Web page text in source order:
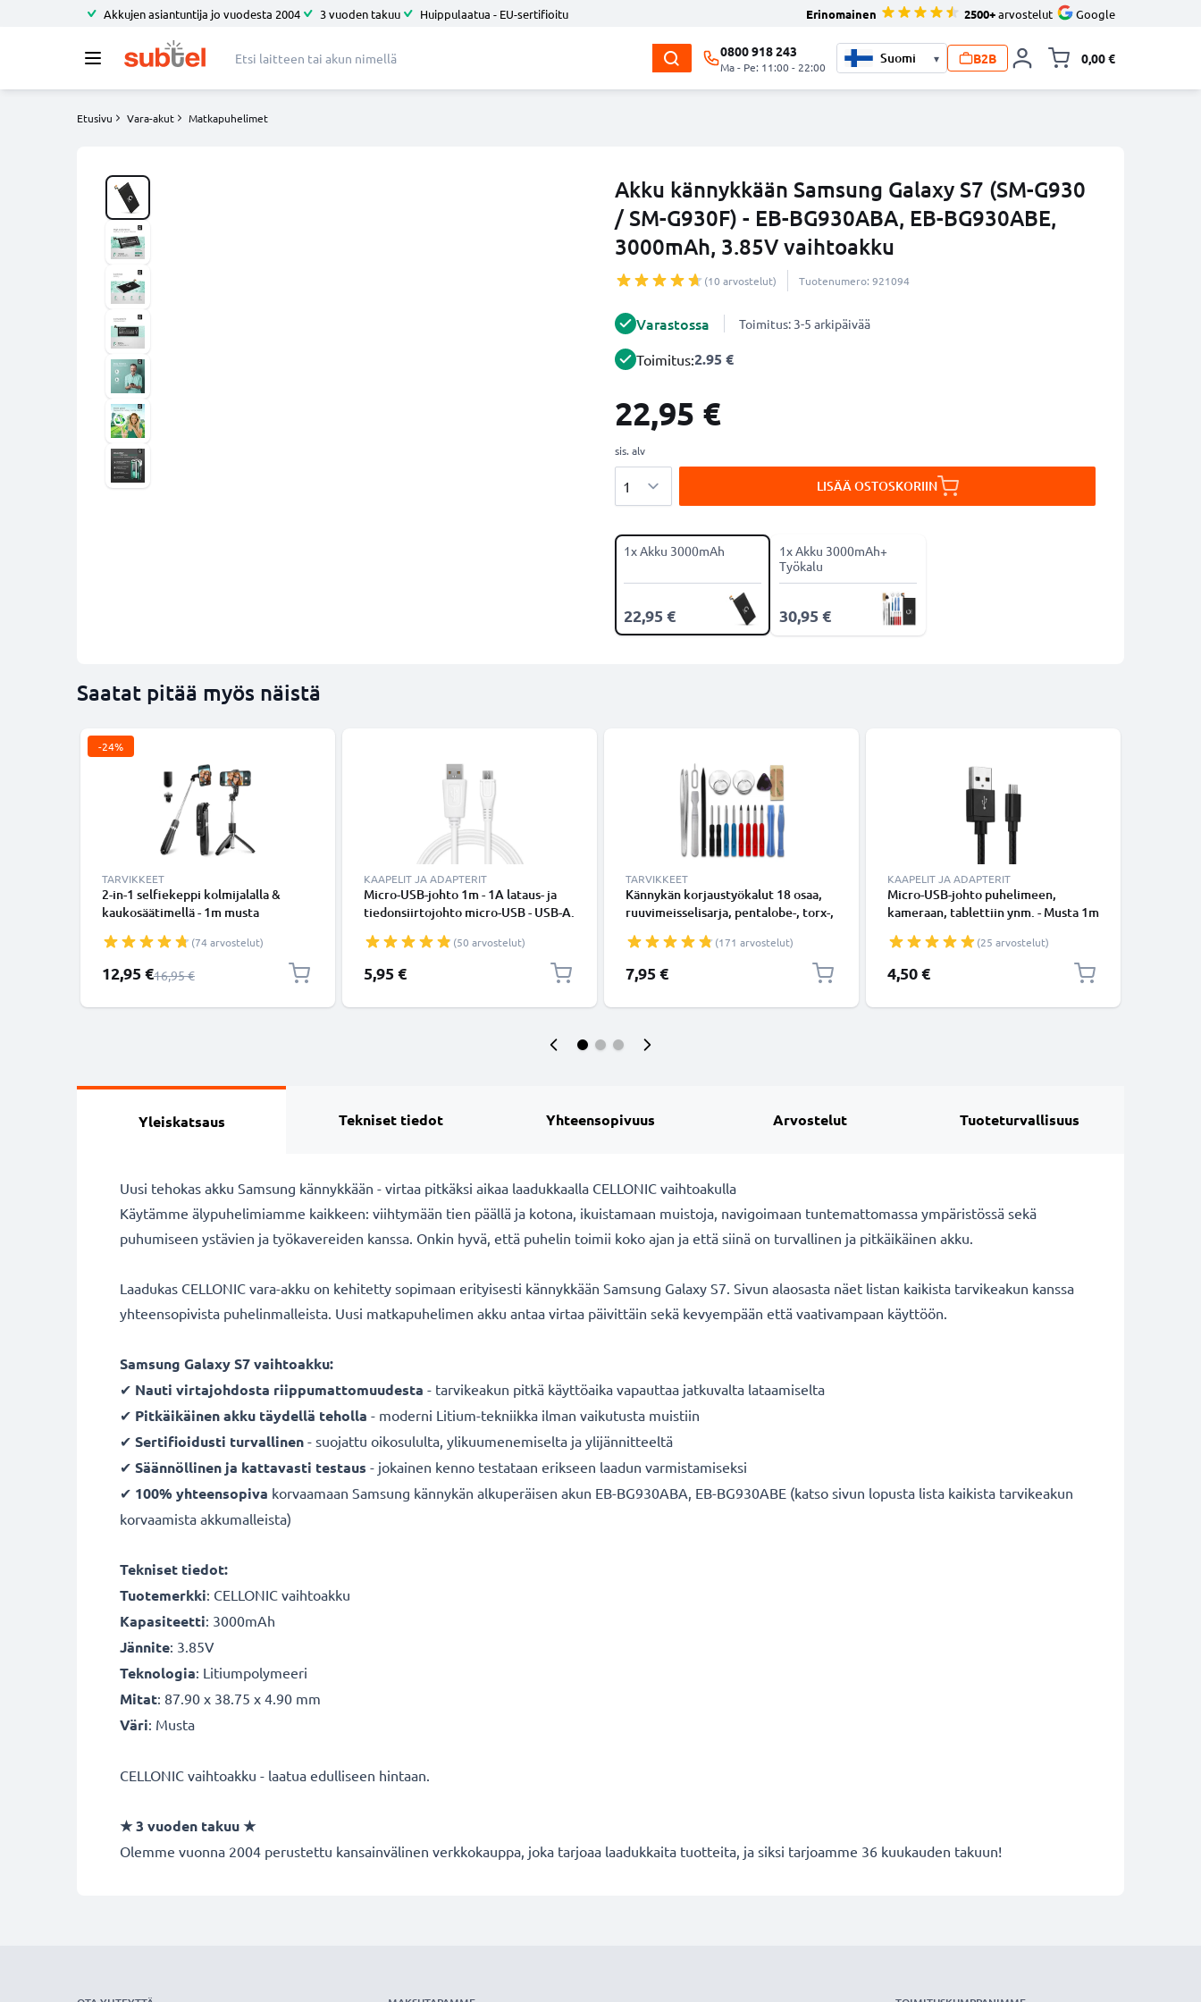
Akkujen asiantuntija jo vuodesta 2004 3 vuoden takuu Huippulaatua - EU-sertifioitu Erinomainen 2500+arvostelut Google
0800 918 243
Ma - Pe: 11:00 - 22:00
▾ B2B 0,00 €
Etusivu Vara-akut Matkapuhelimet
Akku kännykkään Samsung Galaxy S7 (SM-G930
/ SM-G930F) - EB-BG930ABA, EB-BG930ABE,
3000mAh, 3.85V vaihtoakku
(10 arvostelut) Tuotenumero: 921094
Varastossa Toimitus: 3-5 arkipäivää
Toimitus:2.95 €
22,95 €
sis. alv
LISÄÄ OSTOSKORIIN
1x Akku 3000mAh
22,95 €
1x Akku 3000mAh+
Työkalu
30,95 €
Saatat pitää myös näistä
-24%
TARVIKKEET
2-in-1 selfiekeppi kolmijalalla &
kaukosäätimellä - 1m musta
kokoontaitettava kolmijalka
bluetooth-kaukosäätimellä
puhelimelle ja kameralle - iPhonelle,
(74 arvostelut)
Erikoishinta
12,95 €Normaali hinta
16,95 €
KAAPELIT JA ADAPTERIT
Micro-USB-johto 1m - 1A lataus- ja
tiedonsiirtojohto micro-USB - USB-A.
(50 arvostelut)
5,95 €
TARVIKKEET
Kännykän korjaustyökalut 18 osaa,
ruuvimeisselisarja, pentalobe-, torx-,
imukuppi, pinsetit ja tarra -
älypuhelimen avaustyökalut
tarkkuustyöhön
(171 arvostelut)
7,95 €
KAAPELIT JA ADAPTERIT
Micro-USB-johto puhelimeen,
kameraan, tablettiin ynm. - Musta 1m
(25 arvostelut)
4,50 €
Yleiskatsaus Tekniset tiedot Yhteensopivuus Arvostelut Tuoteturvallisuus
Uusi tehokas akku Samsung kännykkään - virtaa pitkäksi aikaa laadukkaalla CELLONIC vaihtoakulla
Käytämme älypuhelimiamme kaikkeen: viihtymään tien päällä ja kotona, ikuistamaan muistoja, navigoimaan tuntemattomassa ympäristössä sekä
puhumiseen ystävien ja työkavereiden kanssa. Onkin hyvä, että puhelin toimii koko ajan ja että siinä on turvallinen ja pitkäikäinen akku.
Laadukas CELLONIC vara-akku on kehitetty sopimaan erityisesti kännykkään Samsung Galaxy S7. Sivun alaosasta näet listan kaikista tarvikeakun kanssa
yhteensopivista puhelinmalleista. Uusi matkapuhelimen akku antaa virtaa päivittäin sekä kevyempään että vaativampaan käyttöön.
Samsung Galaxy S7 vaihtoakku:
✔ Nauti virtajohdosta riippumattomuudesta - tarvikeakun pitkä käyttöaika vapauttaa jatkuvalta lataamiselta
✔ Pitkäikäinenakku täydellä teholla - moderni Litium-tekniikka ilman vaikutusta muistiin
✔ Sertifioidusti turvallinen - suojattu oikosululta, ylikuumenemiselta ja ylijännitteeltä
✔ Säännöllinen ja kattavasti testaus - jokainen kenno testataan erikseen laadun varmistamiseksi
✔ 100% yhteensopiva korvaamaan Samsung kännykän alkuperäisen akun EB-BG930ABA, EB-BG930ABE (katso sivun lopusta lista kaikista tarvikeakun
korvaamista akkumalleista)
Tekniset tiedot:
Tuotemerkki: CELLONIC vaihtoakku
Kapasiteetti: 3000mAh
Jännite: 3.85V
Teknologia: Litiumpolymeeri
Mitat: 87.90 x 38.75 x 4.90 mm
Väri: Musta
CELLONIC vaihtoakku - laatua edulliseen hintaan.
★3 vuoden takuu★
Olemme vuonna 2004 perustettu kansainvälinen verkkokauppa, joka tarjoaa laadukkaita tuotteita, ja siksi tarjoamme 36 kuukauden takuun!